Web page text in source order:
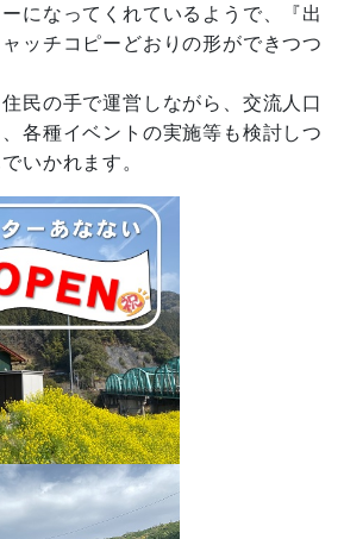
になってくれているようで、『出
ッチコピーどおりの形ができつつ
民の手で運営しながら、交流人口
各種イベントの実施等も検討しつ
いかれます。